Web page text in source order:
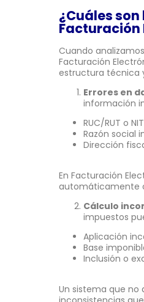
¿Cuáles
Facturación
Cuando
Facturación
estructura técnica
Errores en
información
RUC/RUT o
Razón social
Dirección
En Facturación
automáticamente
Cálculo
impuestos
Aplicación
Base
Inclusión o
Un sistema que